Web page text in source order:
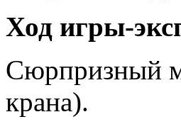
Ход игры-
Сюрпризный
крана).